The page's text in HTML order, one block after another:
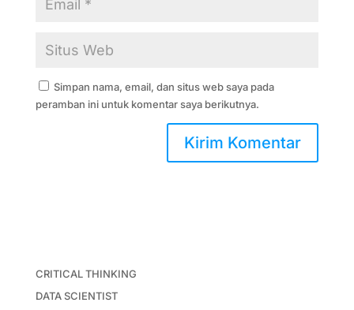
Simpan nama, email, dan situs web saya pada
peramban ini untuk komentar saya berikutnya.
CRITICAL THINKING
DATA SCIENTIST